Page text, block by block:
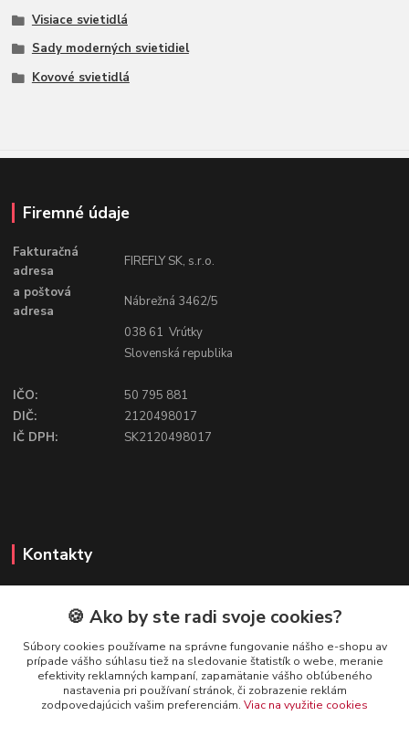
Visiace svietidlá
Sady moderných svietidiel
Kovové svietidlá
Firemné údaje
Fakturačná
adresa
FIREFLY SK, s.r.o.
a poštová
adresa
Nábrežná 3462/5
038 61 Vrútky
Slovenská republika
IČO:
50 795 881
DIČ:
2120498017
IČ DPH:
SK2120498017
Kontakty
FIREFLY SHOP
Mgr. Ivana Kirschnerová
+421 918 763 777
🍪 Ako by ste radi svoje cookies?
Súbory cookies používame na správne fungovanie nášho e-shopu av
prípade vášho súhlasu tiež na sledovanie štatistík o webe, meranie
efektivity reklamných kampaní, zapamätanie vášho obľúbeného
nastavenia pri používaní stránok, či zobrazenie reklám
zodpovedajúcich vašim preferenciám. Viac na využitie cookies